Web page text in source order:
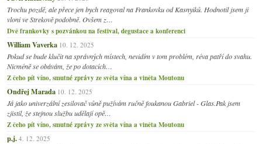
Trochu pozdě, ale přece jen bych reagoval na Frankovku od Kasnyiků. Hodnotil jsem ji
vloni ve Strekově podobně. Ovšem z…
Dvě frankovky s pozvánkou na festival, degustace a konferenci
William Vaverka 10. 12. 2025
Pokud se bude klučit na správných místech, nevidím v tom problém, réva patří do svahu.
Nicméně se obávám, že po dotacích…
Z čeho pít víno, smutné zprávy ze světa vína a viněta Moutonu
Ondřej Marada 10. 12. 2025
Já jako univerzální zesilovač vůně pužívám ručně foukanou Gabriel - Glas.Pak jsem
zjistil, že stejnou službu udělají opě…
Z čeho pít víno, smutné zprávy ze světa vína a viněta Moutonu
p.j. 4. 12. 2025